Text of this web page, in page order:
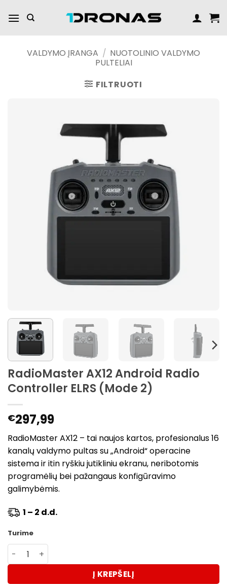
turinį
VALDYMO ĮRANGA / NUOTOLINIO VALDYMO
PULTELIAI
FILTRUOTI
RadioMaster AX12 Android Radio
Controller ELRS (Mode 2)
€297,99
RadioMaster AX12 – tai naujos kartos, profesionalus 16
kanalų valdymo pultas su „Android“ operacine
sistema ir itin ryškiu jutikliniu ekranu, neribotomis
programėlių bei pažangaus konfigūravimo
galimybėmis.
1 – 2 d.d.
Turime
produkto kiekis: RadioMaster AX12 Android Radio
Į KREPŠELĮ